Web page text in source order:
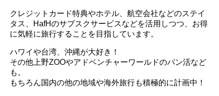
クレジットカード特典やホテル、航空会社などのステイ
タス、HafHのサブスクサービスなどを活用しつつ、お得
に気軽に旅行することを目指しています。
ハワイや台湾、沖縄が大好き！
その他上野ZOOやアドベンチャーワールドのパン活など
も。
もちろん国内の他の地域や海外旅行も積極的に計画中！